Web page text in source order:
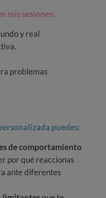
mis sesiones:
y real
problemas
puedes:
de comportamiento
por qué reaccionas
ante diferentes